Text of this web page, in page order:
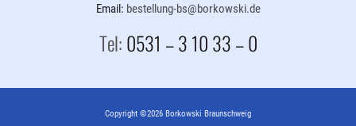
Email: bestellung-bs@borkowski.de
Tel:0531 – 3 10 33 – 0
Copyright ©2026 Borkowski Braunschweig